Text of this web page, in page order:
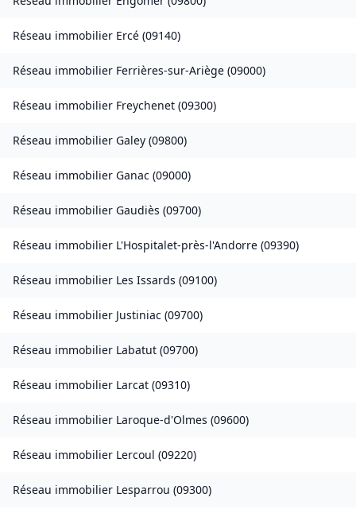
Réseau immobilier Ercé (09140)
Réseau immobilier Ferrières-sur-Ariège (09000)
Réseau immobilier Freychenet (09300)
Réseau immobilier Galey (09800)
Réseau immobilier Ganac (09000)
Réseau immobilier Gaudiès (09700)
Réseau immobilier L'Hospitalet-près-l'Andorre (09390)
Réseau immobilier Les Issards (09100)
Réseau immobilier Justiniac (09700)
Réseau immobilier Labatut (09700)
Réseau immobilier Larcat (09310)
Réseau immobilier Laroque-d'Olmes (09600)
Réseau immobilier Lercoul (09220)
Réseau immobilier Lesparrou (09300)